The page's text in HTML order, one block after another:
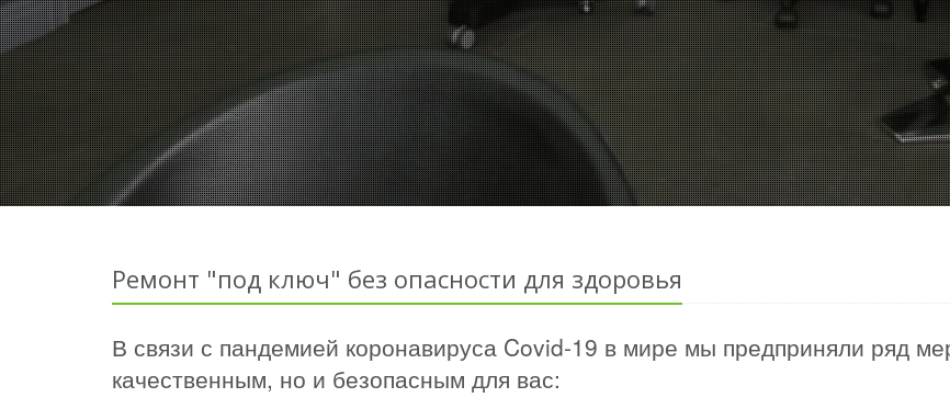
Ремонт "под ключ" без опасности для здоровья
В связи с пандемией коронавируса Covid-19 в мире мы предприняли ряд
качественным, но и безопасным для вас: